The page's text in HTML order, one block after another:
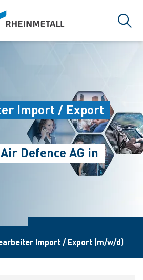
搜索
Import / Export
Defence AG in
Import / Export (m/w/d)